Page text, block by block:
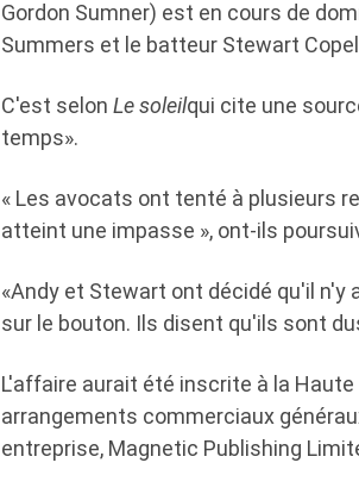
Gordon Sumner) est en cours de
Summers et le batteur Stewart
C'est selon Le soleilqui cite une
temps».
« Les avocats ont tenté à plusieurs
atteint une impasse », ont-ils
«Andy et Stewart ont décidé qu'il n'y
sur le bouton. Ils disent qu'ils sont
L'affaire aurait été inscrite à la
arrangements commerciaux
entreprise, Magnetic Publishing